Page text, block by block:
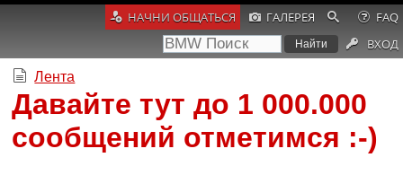
НАЧНИ ОБЩАТЬСЯ
ГАЛЕРЕЯ
FAQ
ВХОД
Лента
Давайте тут до 1 000.000
сообщений отметимся :-)